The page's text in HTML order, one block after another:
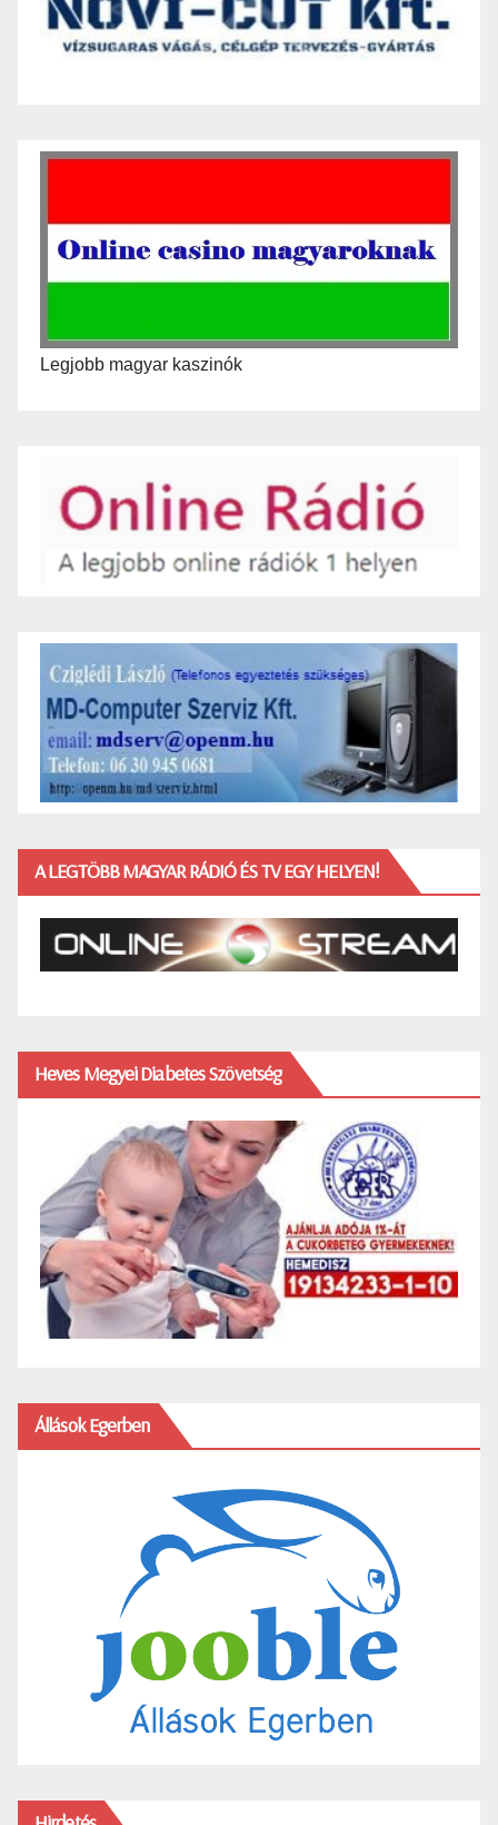
Legjobb magyar kaszinók
A LEGTÖBB MAGYAR RÁDIÓ ÉS TV EGY HELYEN!
Heves Megyei Diabetes Szövetség
Állások Egerben